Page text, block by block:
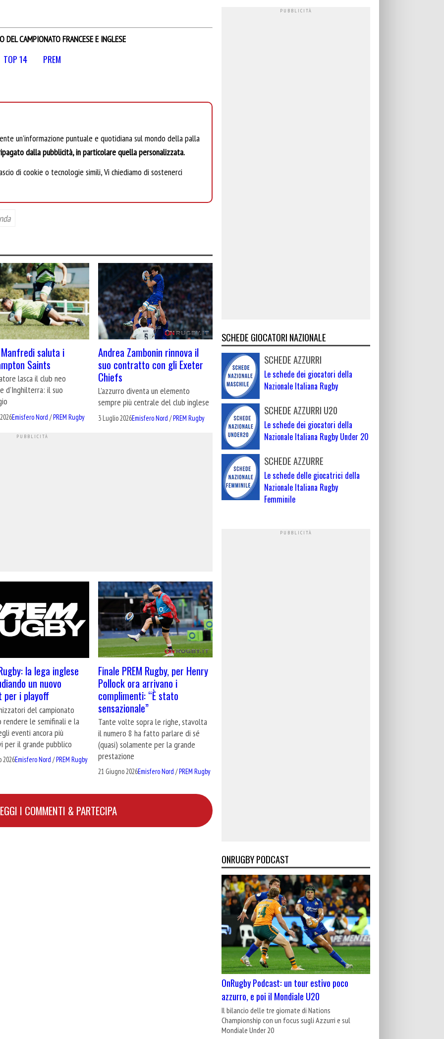
DEL CAMPIONATO FRANCESE E INGLESE
TOP 14 PREM
un’informazione puntuale e quotidiana sul mondo della palla
dalla pubblicità, in particolare quella personalizzata.
di cookie o tecnologie simili, Vi chiediamo di sostenerci
saluta i
Saints
lasca il club neo
d'Inghilterra: il suo
Emisfero Nord /PREM Rugby
Andrea Zambonin rinnova il
suo contratto con gli Exeter
Chiefs
L'azzurro diventa un elemento
sempre più centrale del club inglese
3 Luglio 2026Emisfero Nord /PREM Rugby
la lega inglese
un nuovo
i playoff
del campionato
rendere le semifinali e la
eventi ancora più
il grande pubblico
2026Emisfero Nord /PREM Rugby
Finale PREM Rugby, per Henry
Pollock ora arrivano i
complimenti: “È stato
sensazionale”
Tante volte sopra le righe, stavolta
il numero 8 ha fatto parlare di sé
(quasi) solamente per la grande
prestazione
21 Giugno 2026Emisfero Nord /PREM Rugby
I COMMENTI & PARTECIPA
SCHEDE GIOCATORI NAZIONALE
SCHEDE AZZURRI
Le schede dei giocatori della
Nazionale Italiana Rugby
SCHEDE AZZURRI U20
Le schede dei giocatori della
Nazionale Italiana Rugby Under 20
SCHEDE AZZURRE
Le schede delle giocatrici della
Nazionale Italiana Rugby
Femminile
ONRUGBY PODCAST
OnRugby Podcast: un tour estivo poco
azzurro, e poi il Mondiale U20
Il bilancio delle tre giornate di Nations
Championship con un focus sugli Azzurri e sul
Mondiale Under 20